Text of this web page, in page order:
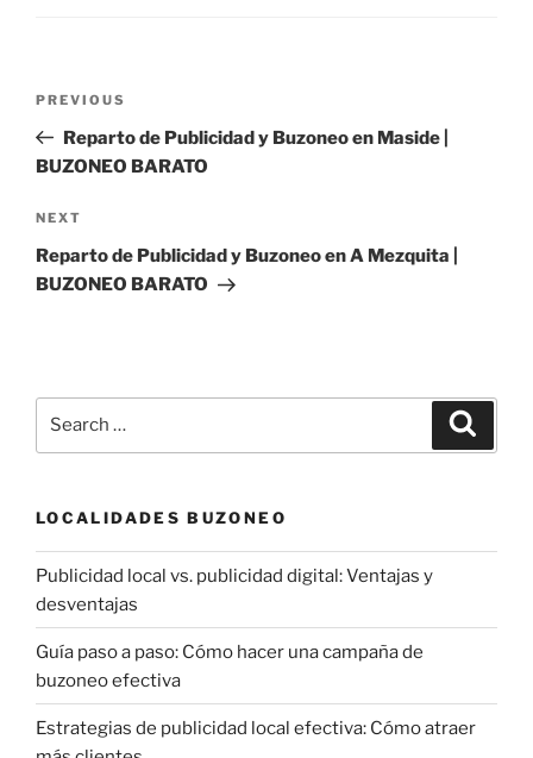
Previous
Post
PREVIOUS
Reparto de Publicidad y Buzoneo en Maside |
BUZONEO BARATO
Next
Post
NEXT
Reparto de Publicidad y Buzoneo en A Mezquita |
BUZONEO BARATO
LOCALIDADES BUZONEO
Publicidad local vs. publicidad digital: Ventajas y
desventajas
Guía paso a paso: Cómo hacer una campaña de
buzoneo efectiva
Estrategias de publicidad local efectiva: Cómo atraer